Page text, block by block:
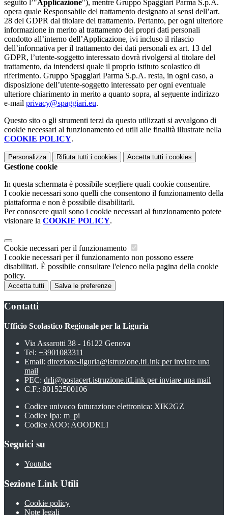
seguito l’"Applicazione"), mentre Gruppo Spaggiari Parma S.p.A.
opera quale Responsabile del trattamento designato ai sensi dell’art.
28 del GDPR dal titolare del trattamento. Pertanto, per ogni ulteriore
informazione in merito al trattamento dei propri dati personali
condotto all’interno dell’Applicazione, ivi incluso il rilascio
dell’informativa per il trattamento dei dati personali ex art. 13 del
GDPR, l’utente-soggetto interessato dovrà rivolgersi al titolare del
trattamento, da intendersi quale il proprio istituto scolastico di
riferimento. Gruppo Spaggiari Parma S.p.A. resta, in ogni caso, a
disposizione dell’utente-soggetto interessato per ogni eventuale
ulteriore chiarimento in merito a quanto sopra, al seguente indirizzo
e-mail privacy@spaggiari.eu.
Questo sito o gli strumenti terzi da questo utilizzati si avvalgono di
cookie necessari al funzionamento ed utili alle finalità illustrate nella
COOKIE POLICY.
Personalizza Rifiuta tutti i cookies Accetta tutti i cookies
Gestione cookie
In questa schermata è possibile scegliere quali cookie consentire.
I cookie necessari sono quelli che consentono il funzionamento della
piattaforma e non è possibile disabilitarli.
Per conoscere quali sono i cookie necessari al funzionamento potete
visionare la COOKIE POLICY.
Cookie necessari per il funzionamento
I cookie necessari per il funzionamento non possono essere
disabilitati. È possibile consultare l'elenco nella pagina della cookie
policy.
Accetta tutti Salva le preferenze
Contatti
Ufficio Scolastico Regionale per la Liguria
Via Assarotti 38 - 16122 Genova
Tel: +3901083311
Email: direzione-liguria@istruzione.itLink per inviare una
mail
PEC: drli@postacert.istruzione.itLink per inviare una mail
C.F.: 80152500106
Codice univoco fatturazione elettronica: XIK2GZ
Codice Ipa: m_pi
Codice AOO: AOODRLI
Seguici su
Youtube
Sezione Link Utili
Cookie policy
Note legali